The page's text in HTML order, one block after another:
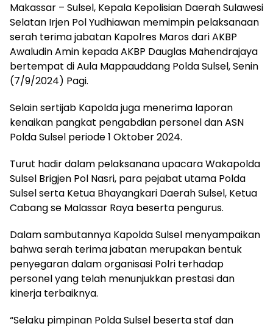
Makassar – Sulsel, Kepala Kepolisian Daerah Sulawesi
Selatan Irjen Pol Yudhiawan memimpin pelaksanaan
serah terima jabatan Kapolres Maros dari AKBP
Awaludin Amin kepada AKBP Dauglas Mahendrajaya
bertempat di Aula Mappauddang Polda Sulsel, Senin
(7/9/2024) Pagi.
Selain sertijab Kapolda juga menerima laporan
kenaikan pangkat pengabdian personel dan ASN
Polda Sulsel periode 1 Oktober 2024.
Turut hadir dalam pelaksanana upacara Wakapolda
Sulsel Brigjen Pol Nasri, para pejabat utama Polda
Sulsel serta Ketua Bhayangkari Daerah Sulsel, Ketua
Cabang se Malassar Raya beserta pengurus.
Dalam sambutannya Kapolda Sulsel menyampaikan
bahwa serah terima jabatan merupakan bentuk
penyegaran dalam organisasi Polri terhadap
personel yang telah menunjukkan prestasi dan
kinerja terbaiknya.
“Selaku pimpinan Polda Sulsel beserta staf dan